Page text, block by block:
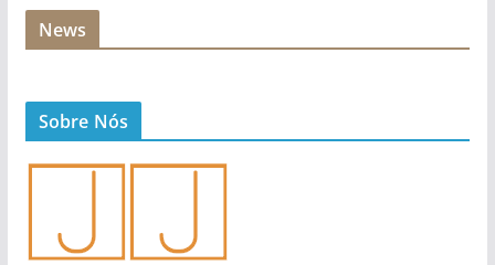
News
Sobre Nós